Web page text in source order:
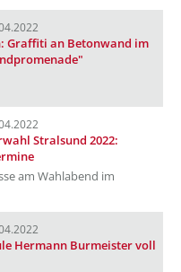
Graffiti an Betonwand im
Stralsund 2022:
am Wahlabend im
Hermann Burmeister voll